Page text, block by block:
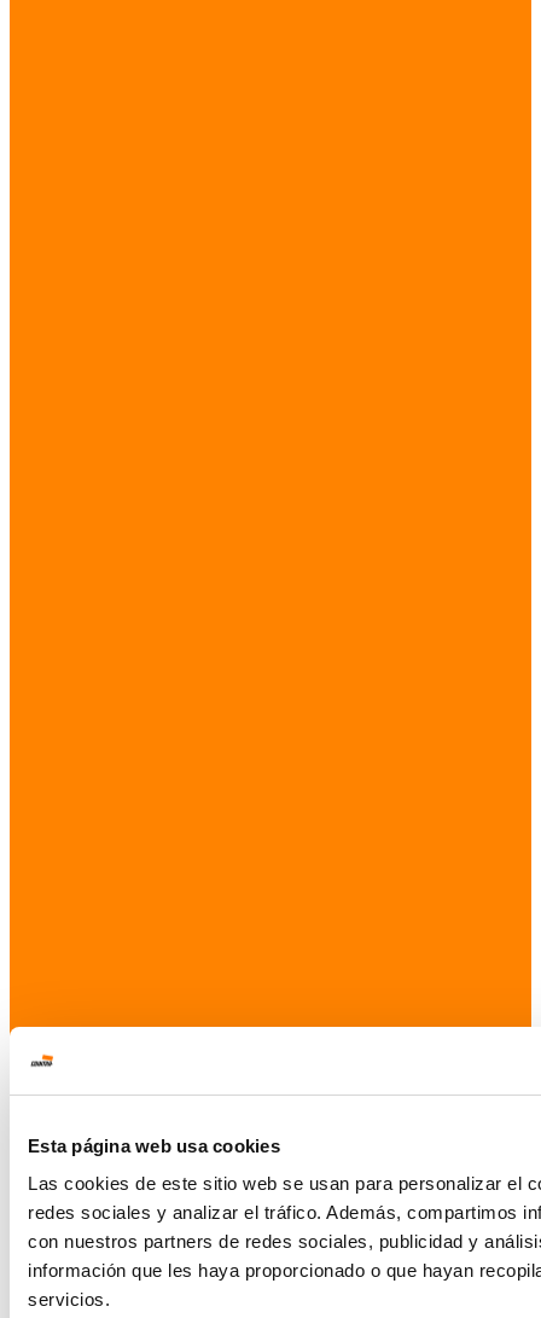
Esta página web usa cookies
Las cookies de este sitio web se usan para personalizar el
redes sociales y analizar el tráfico. Además, compartimos
con nuestros partners de redes sociales, publicidad y
información que les haya proporcionado o que hayan
servicios.